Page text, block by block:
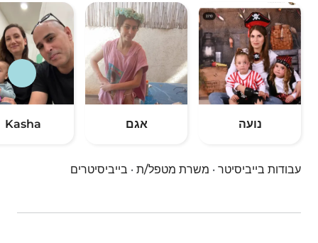
נועה אגם Kasha
עבודות בייביסיטר · משרת מטפל/ת · בייביסיטרים